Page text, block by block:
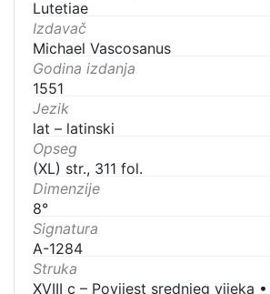
Lutetiae
Izdavač
Michael Vascosanus
Godina izdanja
1551
Jezik
lat – latinski
Opseg
(XL) str., 311 fol.
Dimenzije
8°
Signatura
A-1284
Struka
XVIII c – Povijest srednjeg vijeka •